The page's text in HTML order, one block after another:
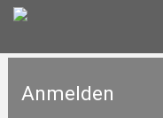
Anmelden